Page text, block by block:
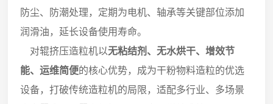
防尘、防潮处理，定期为电机、轴承等关键部位添加
润滑油，延长设备使用寿命。
对辊挤压造粒机以无粘结剂、无水烘干、增效节
能、运维简便的核心优势，成为干粉物料造粒的优选
设备，打破传统造粒机的局限，适配多行业、多场景